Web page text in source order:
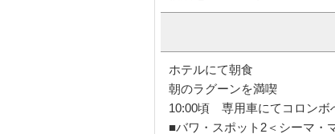
ホテルにて朝食